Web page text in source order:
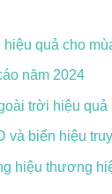
quả cho
năm 2024
trời hiệu quả
và biển hiệu
hiệu thương